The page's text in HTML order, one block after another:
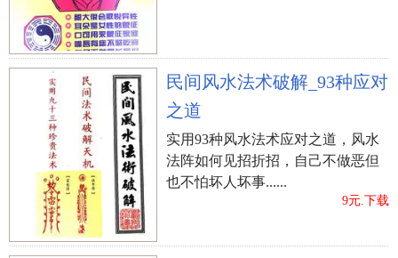
民间风水法术破解_93种应对
之道
实用93种风水法术应对之道，风水
法阵如何见招折招，自己不做恶但
也不怕坏人坏事......
9元.下载